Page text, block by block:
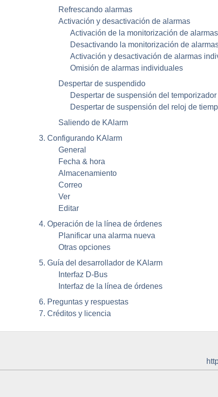
Refrescando alarmas
Activación y desactivación de alarmas
Activación de la monitorización de alarmas
Desactivando la monitorización de
Activación y desactivación de alarmas
Omisión de alarmas individuales
Despertar de suspendido
Despertar de suspensión del
Despertar de suspensión del reloj de
Saliendo de KAlarm
3. Configurando KAlarm
General
Fecha & hora
Almacenamiento
Correo
Ver
Editar
4. Operación de la línea de órdenes
Planificar una alarma nueva
Otras opciones
5. Guía del desarrollador de KAlarm
Interfaz D-Bus
Interfaz de la línea de órdenes
6. Preguntas y respuestas
7. Créditos y licencia